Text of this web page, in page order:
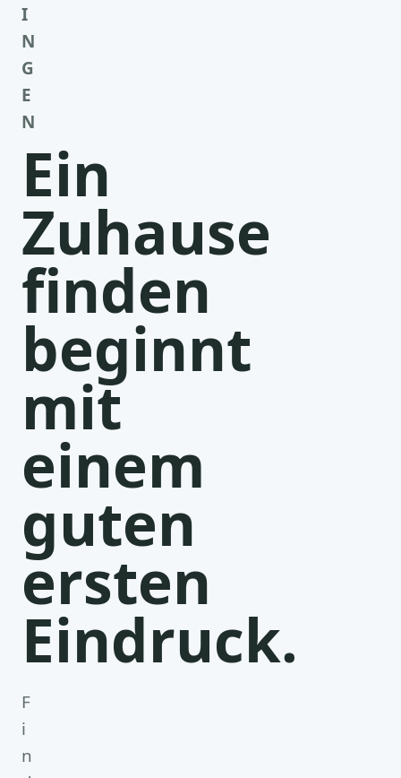
I
N
G
E
N
Ein
Zuhause
finden
beginnt
mit
einem
guten
ersten
Eindruck.
F
i
n